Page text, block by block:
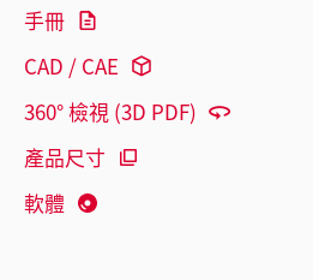
手冊
CAD / CAE
360° 檢視 (3D PDF)
產品尺寸
軟體